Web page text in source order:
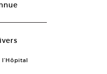
l’Hôpital